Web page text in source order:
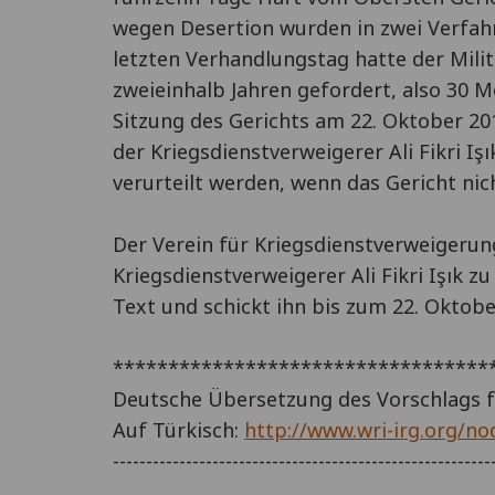
wegen Desertion wurden in zwei
letzten Verhandlungstag hatte der
zweieinhalb Jahren gefordert, also 30
Sitzung des Gerichts am 22. Oktober
der Kriegsdienstverweigerer Ali Fikri
verurteilt werden, wenn das Gericht
Der Verein für
Kriegsdienstverweigerer Ali Fikri Işık
Text und schickt ihn bis zum 22.
Deutsche Übersetzung des
Auf Türkisch: http://www.wri-irg.org/